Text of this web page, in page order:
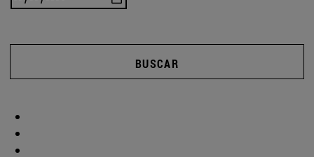
BUSCAR